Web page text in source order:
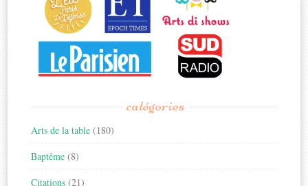
catégories
Arts de la table (180)
Baptême (8)
Citations (21)